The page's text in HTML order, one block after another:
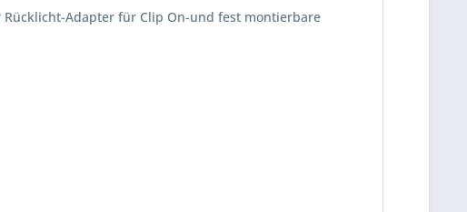
Adapter für Clip On-und fest montierbare